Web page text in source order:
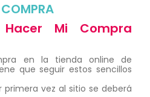
Mi Compra
en la tienda online de
que seguir estos sencillos
vez al sitio se deberá